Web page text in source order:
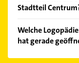
Stadtteil
Empfehlungen.
einfach nach
Welche
hat gerade
Im Anbieter-